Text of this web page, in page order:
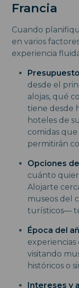
Francia
Cuando
en varios
experiencia
Presupuesto
desde el
alojas, qué
tiene desde
hoteles de
comidas
permitirán
Opciones
cuánto
Alojarte
museos del
turísticos—
Época del
experiencias
visitando
históricos o
Intereses y